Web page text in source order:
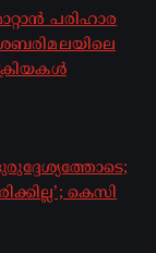
പരിഹാര
കെസി